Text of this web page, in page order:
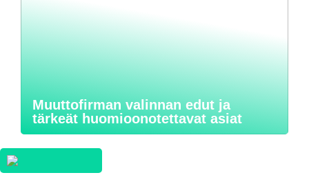
Muuttofirman valinnan edut ja
tärkeät huomioonotettavat asiat